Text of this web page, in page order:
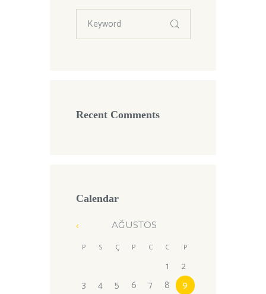
Recent Comments
Calendar
AĞUSTOS
P S Ç P C C P
1
2
3
4 5 6 7 8
9